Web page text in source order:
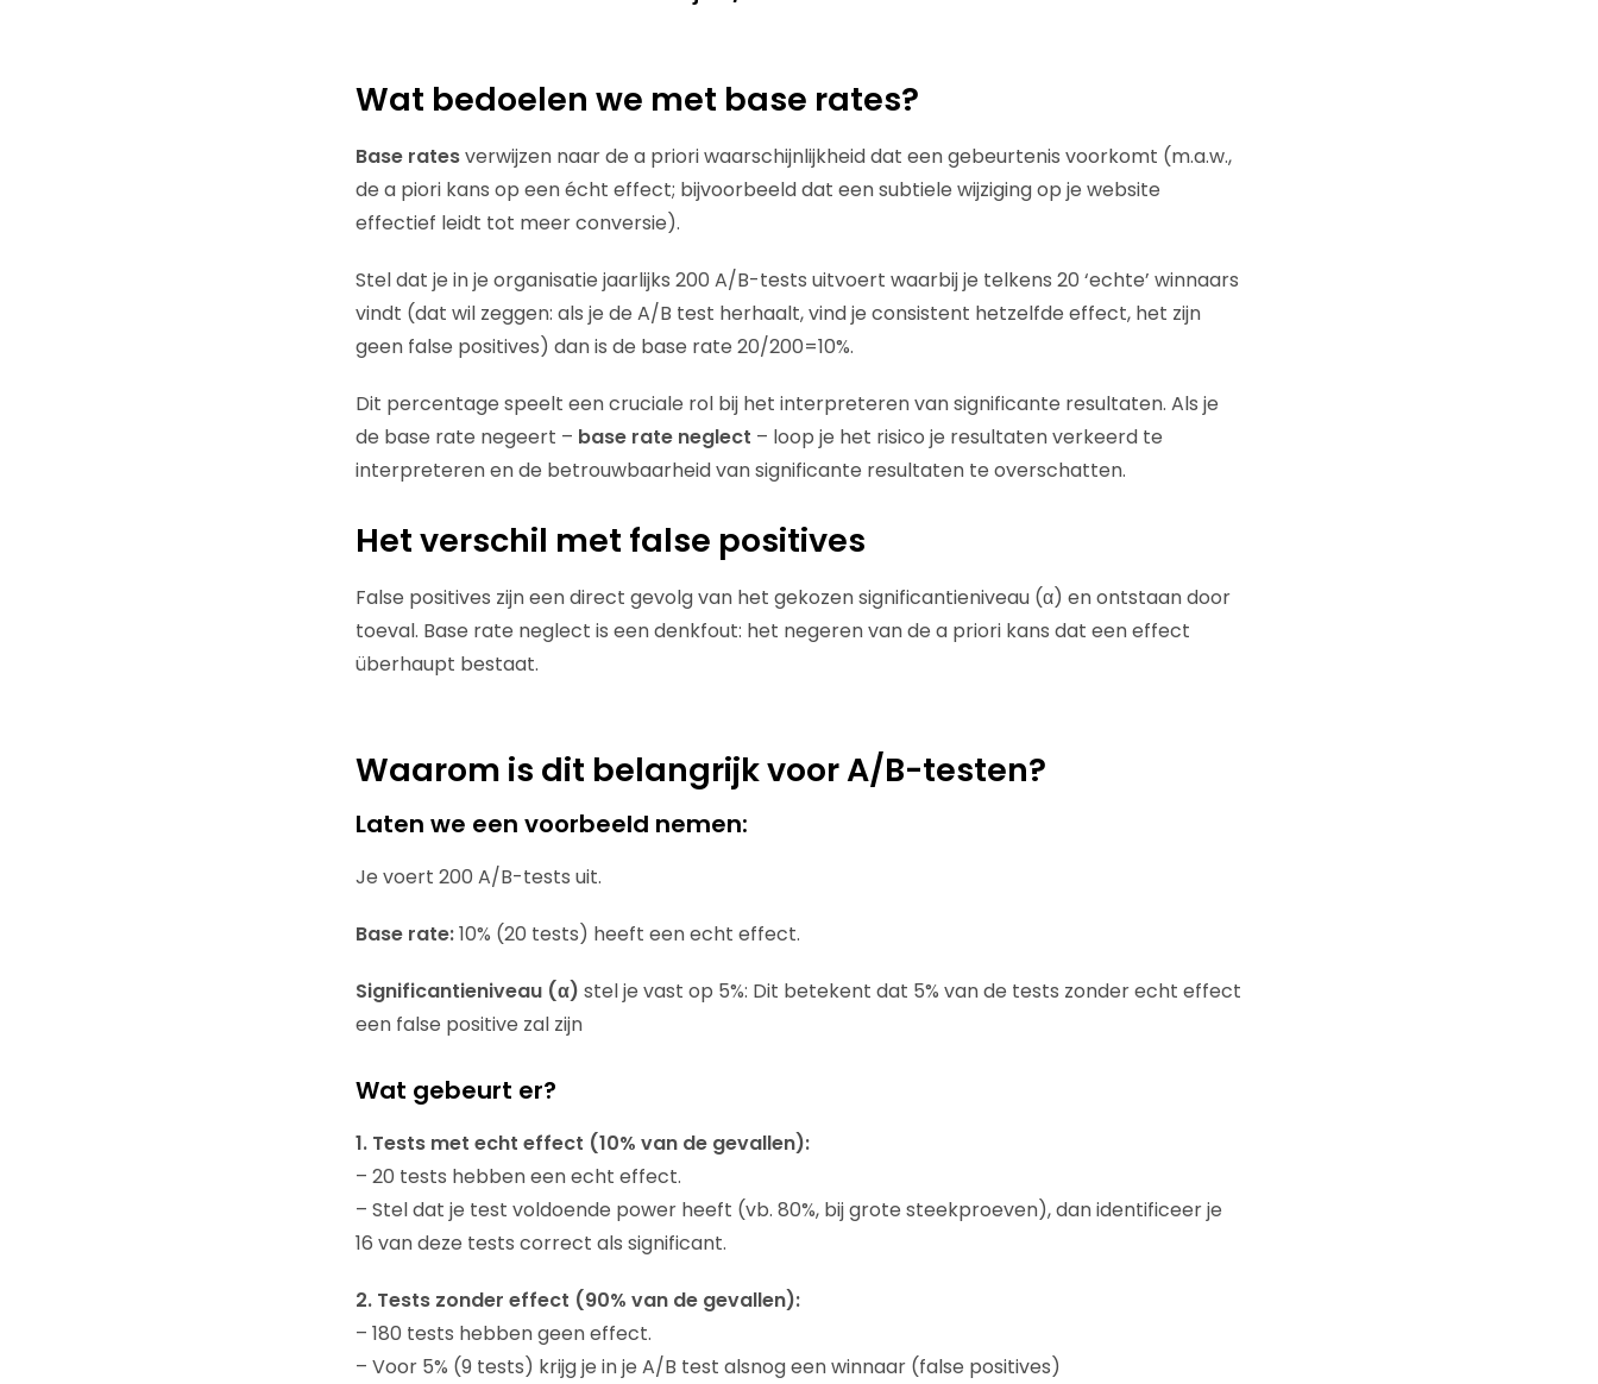
Wat bedoelen we met base rates?
Base ratesverwijzen naar de a priori waarschijnlijkheid dat een gebeurtenis voorkomt (m.a.w.,
de a piori kans op een écht effect; bijvoorbeeld dat een subtiele wijziging op je website
effectief leidt tot meer conversie).
Stel dat je in je organisatie jaarlijks 200 A/B-tests uitvoert waarbij je telkens 20 ‘echte’ winnaars
vindt (dat wil zeggen: als je de A/B test herhaalt, vind je consistent hetzelfde effect, het zijn
geen false positives) dan is de base rate 20/200=10%.
Dit percentage speelt een cruciale rol bij het interpreteren van significante resultaten. Als je
de base rate negeert – base rate neglect – loop je het risico je resultaten verkeerd te
interpreteren en de betrouwbaarheid van significante resultaten te overschatten.
Het verschil met false positives
False positives zijn een direct gevolg van het gekozen significantieniveau (α) en ontstaan door
toeval. Base rate neglect is een denkfout: het negeren van de a priori kans dat een effect
überhaupt bestaat.
Waarom is dit belangrijk voor A/B-testen?
Laten we een voorbeeld nemen:
Je voert 200 A/B-tests uit.
Base rate:10% (20 tests) heeft een echt effect.
Significantieniveau (α) stel je vast op 5%: Dit betekent dat 5% van de tests zonder echt effect
een false positive zal zijn
Wat gebeurt er?
1. Tests met echt effect (10% van de gevallen):
– 20 tests hebben een echt effect.
– Stel dat je test voldoende power heeft (vb. 80%, bij grote steekproeven), dan identificeer je
16 van deze tests correct als significant.
2. Tests zonder effect (90% van de gevallen):
– 180 tests hebben geen effect.
– Voor 5% (9 tests) krijg je in je A/B test alsnog een winnaar (false positives)